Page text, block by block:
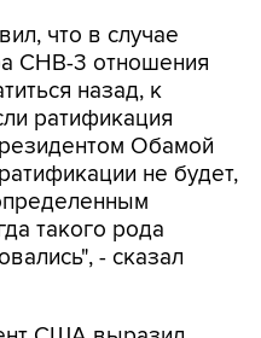
что в случае
СНВ-3 отношения
назад, к
ратификация
Обамой
не будет,
такого рода
- сказал